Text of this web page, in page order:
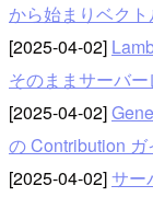
から始まりベク
[2025-04-02]
そのままサーバ
[2025-04-02]
の Contribution ガ
[2025-04-02]サー